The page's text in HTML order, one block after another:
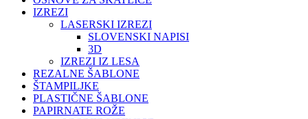
IZREZI
LASERSKI IZREZI
SLOVENSKI NAPISI
3D
IZREZI IZ LESA
REZALNE ŠABLONE
ŠTAMPILJKE
PLASTIČNE ŠABLONE
PAPIRNATE ROŽE